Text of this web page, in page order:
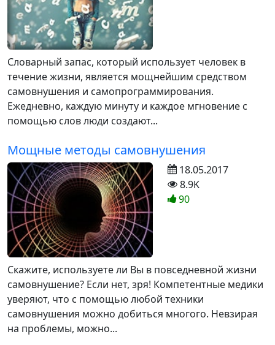
Словарный запас, который использует человек в
течение жизни, является мощнейшим средством
самовнушения и самопрограммирования.
Ежедневно, каждую минуту и каждое мгновение с
помощью слов люди создают...
Мощные методы самовнушения
Скажите, используете ли Вы в повседневной жизни
самовнушение? Если нет, зря! Компетентные медики
уверяют, что с помощью любой техники
самовнушения можно добиться многого. Невзирая
на проблемы, можно...
18.05.2017
8.9K
90